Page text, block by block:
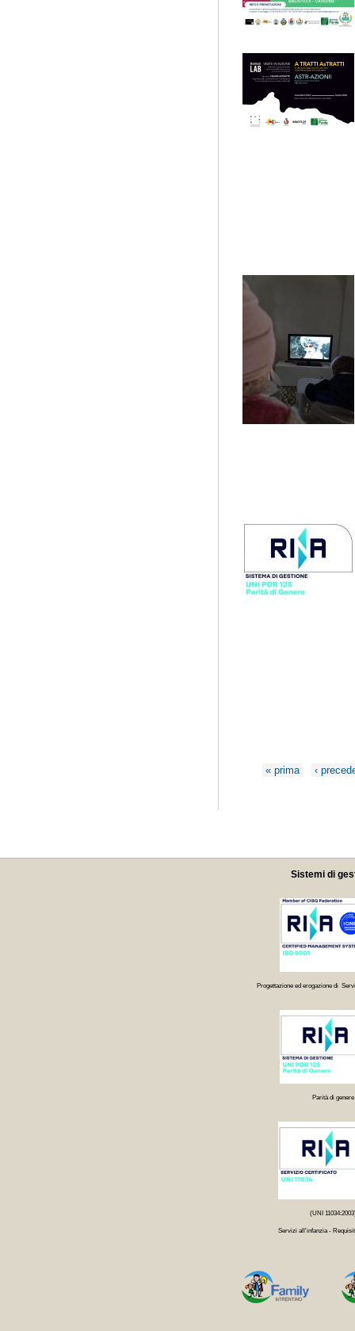
Pagine
« prima ‹
Sistemi di
Progettazione ed erogazione di
Parità di genere
(UNI
Servizi all'infanzia -